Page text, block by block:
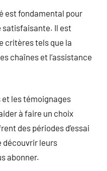
est fondamental pour
satisfaisante. Il est
critères tels que la
chaînes et l’assistance
les témoignages
à faire un choix
des périodes d’essai
découvrir leurs
abonner.